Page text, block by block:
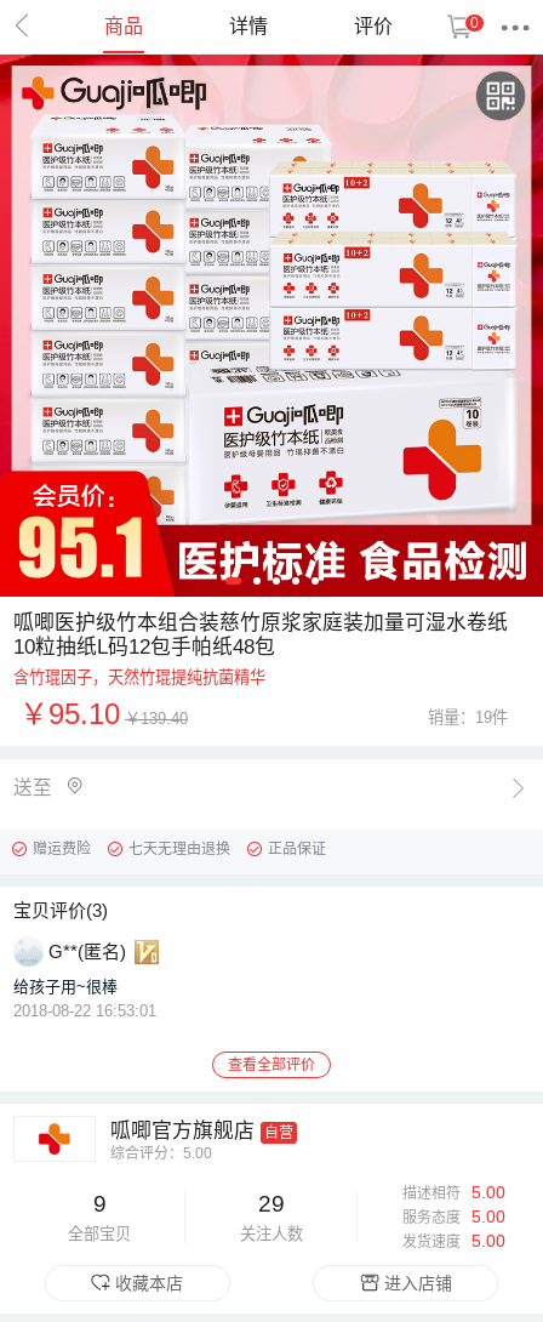
商品 详情 评价 0
呱唧医护级竹本组合装慈竹原浆家庭装加量可湿水卷纸
10粒抽纸L码12包手帕纸48包
含竹琨因子，天然竹琨提纯抗菌精华
￥95.10 ￥139.40 销量：19件
送至 
赠运费险 七天无理由退换 正品保证
宝贝评价(3)
G**(匿名)
给孩子用~很棒
2018-08-22 16:53:01
查看全部评价
呱唧官方旗舰店 自营
综合评分：5.00
9
全部宝贝
29
关注人数
描述相符 5.00
服务态度 5.00
发货速度 5.00
收藏本店 进入店铺